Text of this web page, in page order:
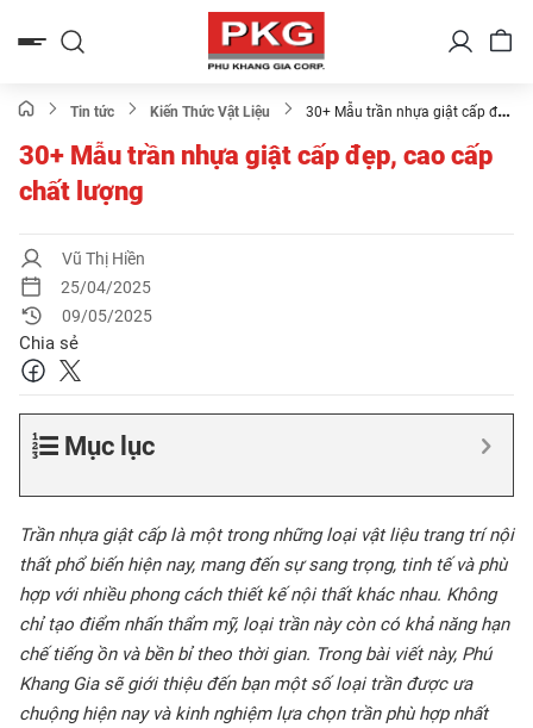
qua
Tin tức Kiến Thức Vật Liệu
30+ Mẫu trần nhựa giật cấp​ đẹp,
cao cấp chất lượng
30+ Mẫu trần nhựa giật cấp​ đẹp, cao cấp
chất lượng
Vũ Thị Hiền
25/04/2025
09/05/2025
Chia sẻ
Mục lục
Trần nhựa giật cấp là một trong những loại vật liệu trang trí nội
thất phổ biến hiện nay, mang đến sự sang trọng, tinh tế và phù
hợp với nhiều phong cách thiết kế nội thất khác nhau. Không
chỉ tạo điểm nhấn thẩm mỹ, loại trần này còn có khả năng hạn
chế tiếng ồn và bền bỉ theo thời gian. Trong bài viết này, Phú
Khang Gia sẽ giới thiệu đến bạn một số loại trần được ưa
chuộng hiện nay và kinh nghiệm lựa chọn trần phù hợp nhất